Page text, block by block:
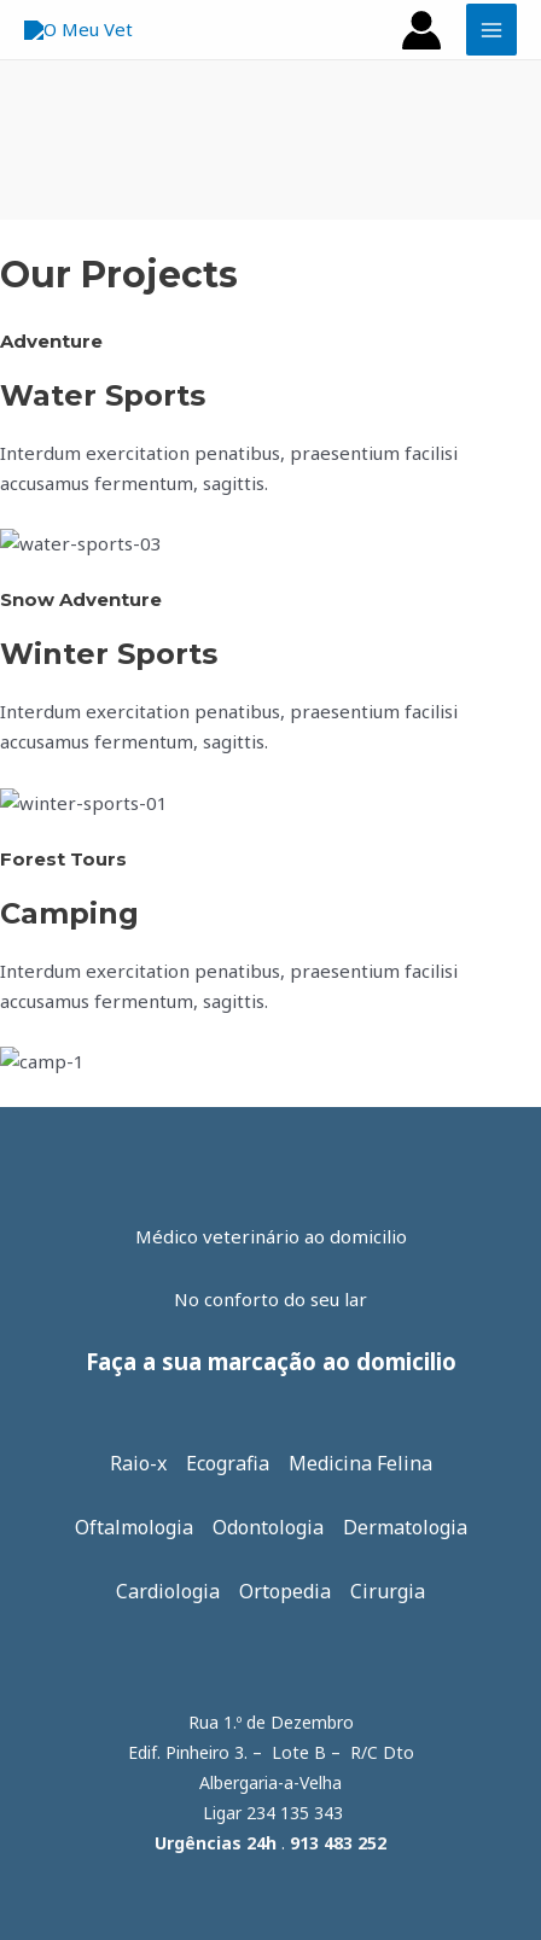
Our Projects
Adventure
Water Sports
Interdum exercitation penatibus, praesentium facilisi
accusamus fermentum, sagittis.
Snow Adventure
Winter Sports
Interdum exercitation penatibus, praesentium facilisi
accusamus fermentum, sagittis.
Forest Tours
Camping
Interdum exercitation penatibus, praesentium facilisi
accusamus fermentum, sagittis.
Médico veterinário ao domicilio
No conforto do seu lar
Faça a sua marcação ao domicilio
Raio-x Ecografia Medicina Felina
Oftalmologia Odontologia Dermatologia
Cardiologia Ortopedia Cirurgia
Rua 1.º de Dezembro
Edif. Pinheiro 3. – Lote B – R/C Dto
Albergaria-a-Velha
Ligar 234 135 343
Urgências 24h . 913 483 252